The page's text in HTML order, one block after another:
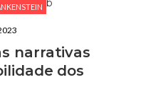
narrativas
dos